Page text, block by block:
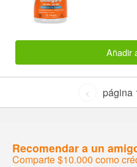
Añadir
< página
Recomendar a un
Comparte $10.000 como